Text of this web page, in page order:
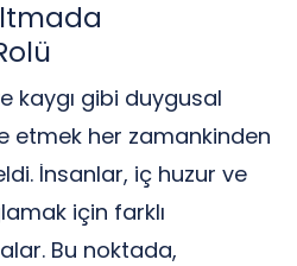
kaygı gibi duygusal
etmek her zamankinden
İnsanlar, iç huzur ve
için farklı
Bu noktada,